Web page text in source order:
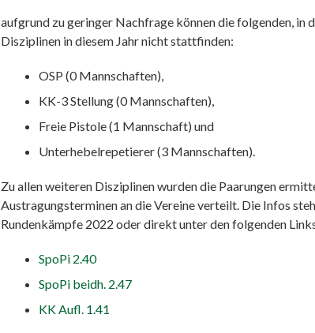
aufgrund zu geringer Nachfrage können die folgenden, in
Disziplinen in diesem Jahr nicht stattfinden:
OSP (0 Mannschaften),
KK-3 Stellung (0 Mannschaften),
Freie Pistole (1 Mannschaft) und
Unterhebelrepetierer (3 Mannschaften).
Zu allen weiteren Disziplinen wurden die Paarungen
Austragungsterminen an die Vereine verteilt. Die Infos
Rundenkämpfe 2022 oder direkt unter den folgenden
SpoPi 2.40
SpoPi beidh. 2.47
KK Aufl. 1.41